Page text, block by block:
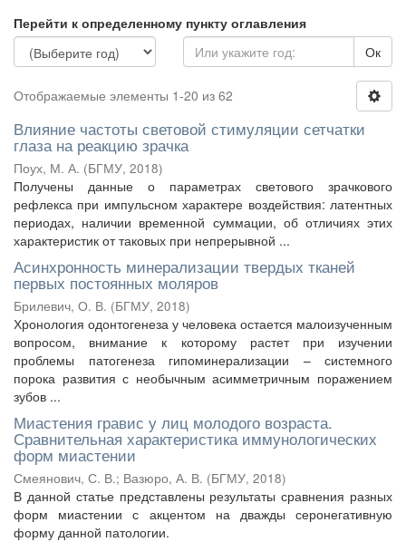
Перейти к определенному пункту оглавления
Ок
Отображаемые элементы 1-20 из 62
Влияние частоты световой стимуляции сетчатки
глаза на реакцию зрачка
Поух, М. А. (БГМУ, 2018)
Получены данные о параметрах светового зрачкового
рефлекса при импульсном характере воздействия: латентных
периодах, наличии временной суммации, об отличиях этих
характеристик от таковых при непрерывной ...
Асинхронность минерализации твердых тканей
первых постоянных моляров
Брилевич, О. В. (БГМУ, 2018)
Хронология одонтогенеза у человека остается малоизученным
вопросом, внимание к которому растет при изучении
проблемы патогенеза гипоминерализации – системного
порока развития с необычным асимметричным поражением
зубов ...
Миастения гравис у лиц молодого возраста.
Сравнительная характеристика иммунологических
форм миастении
Смеянович, С. В.; Вазюро, А. В. (БГМУ, 2018)
В данной статье представлены результаты сравнения разных
форм миастении с акцентом на дважды серонегативную
форму данной патологии.